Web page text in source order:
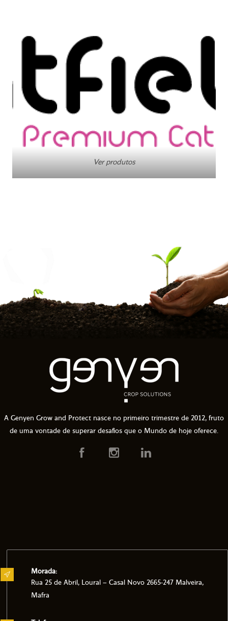
Ver produtos
A Genyen Grow and Protect nasce no primeiro trimestre de 2012, fruto
de uma vontade de superar desafios que o Mundo de hoje oferece.
Morada:
Rua 25 de Abril, Loural – Casal Novo 2665-247 Malveira,
Mafra